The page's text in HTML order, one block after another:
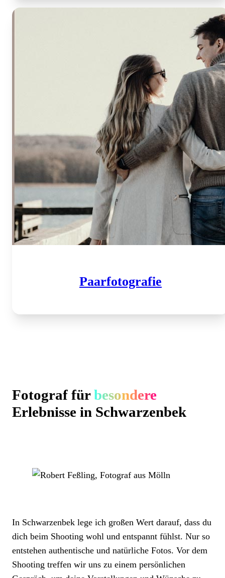
Paar­fotografie
Fotograf fürbesondere
Erlebnisse in Schwarzenbek
In Schwarzenbek lege ich großen Wert darauf, dass du
dich beim Shooting wohl und entspannt fühlst. Nur so
entstehen authentische und natürliche Fotos. Vor dem
Shooting treffen wir uns zu einem persönlichen